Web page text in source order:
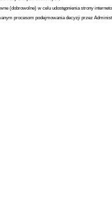
(dobrowolne) w celu udostępnienia strony
procesom podejmowania decyzji przez